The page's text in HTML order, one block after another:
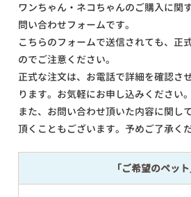
ワンちゃん・ネコちゃんのご購入に関
問い合わせフォームです。
こちらのフォームで送信されても、正
のでご注意ください。
正式な注文は、お電話で詳細を確認さ
ります。お気軽にお申し込みください。
また、お問い合わせ頂いた内容に関し
頂くこともございます。予めご了承く
「ご希望のペット